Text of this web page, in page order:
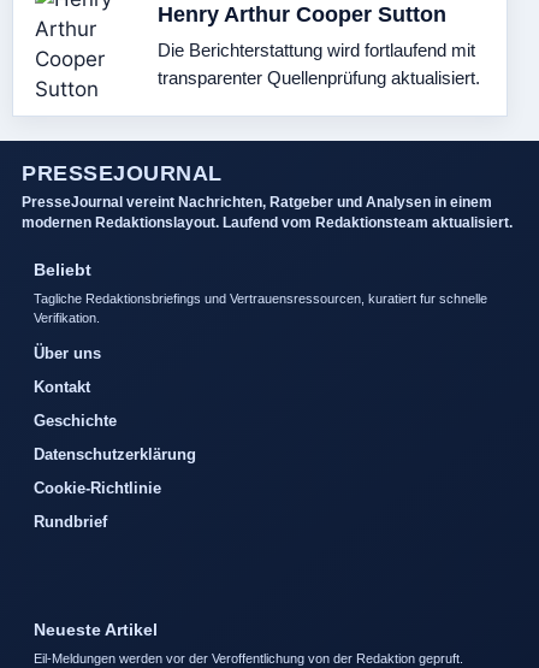
Henry Arthur Cooper Sutton
Die Berichterstattung wird fortlaufend mit
transparenter Quellenprüfung aktualisiert.
PRESSEJOURNAL
PresseJournal vereint Nachrichten, Ratgeber und Analysen in einem
modernen Redaktionslayout. Laufend vom Redaktionsteam aktualisiert.
Beliebt
Tagliche Redaktionsbriefings und Vertrauensressourcen, kuratiert fur schnelle
Verifikation.
Über uns
Kontakt
Geschichte
Datenschutzerklärung
Cookie-Richtlinie
Rundbrief
Neueste Artikel
Eil-Meldungen werden vor der Veroffentlichung von der Redaktion gepruft.